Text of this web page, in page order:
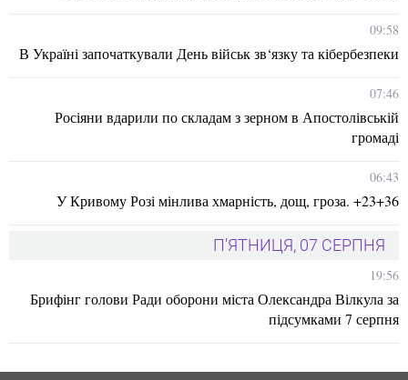
09:58
В Україні започаткували День військ зв‘язку та кібербезпеки
07:46
Росіяни вдарили по складам з зерном в Апостолівській
громаді
06:43
У Кривому Розі мінлива хмарність, дощ, гроза. +23+36
П'ЯТНИЦЯ, 07 СЕРПНЯ
19:56
Брифінг голови Ради оборони міста Олександра Вілкула за
підсумками 7 серпня